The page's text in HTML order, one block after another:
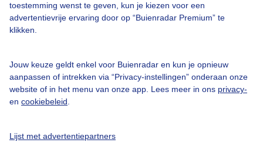
toestemming wenst te geven, kun je kiezen voor een
advertentievrije ervaring door op “Buienradar Premium” te
klikken.
Jouw keuze geldt enkel voor Buienradar en kun je opnieuw
aanpassen of intrekken via “Privacy-instellingen” onderaan onze
website of in het menu van onze app. Lees meer in ons privacy-
en cookiebeleid
Lijst met advertentiepartners
Adverteren
Buienradar Team
Cookie beleid
Privacy instellingen
Gratis weerdata
@BuienradarNL